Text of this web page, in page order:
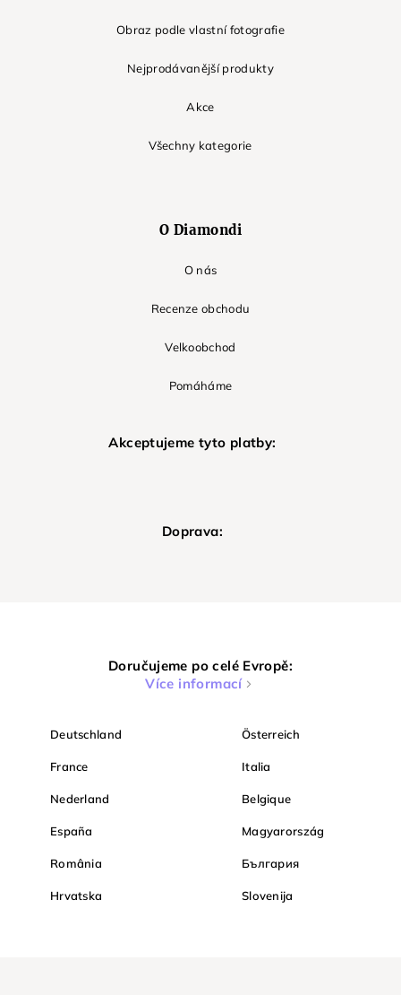
Obraz podle vlastní fotografie
Nejprodávanější produkty
Akce
Všechny kategorie
O Diamondi
O nás
Recenze obchodu
Velkoobchod
Pomáháme
Akceptujeme tyto platby:
Doprava:
Doručujeme po celé Evropě:
Více informací
Deutschland Österreich
France Italia
Nederland Belgique
España Magyarország
România България
Hrvatska Slovenija